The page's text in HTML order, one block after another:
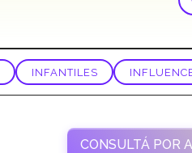
INFANTILES
CONSULTÁ POR